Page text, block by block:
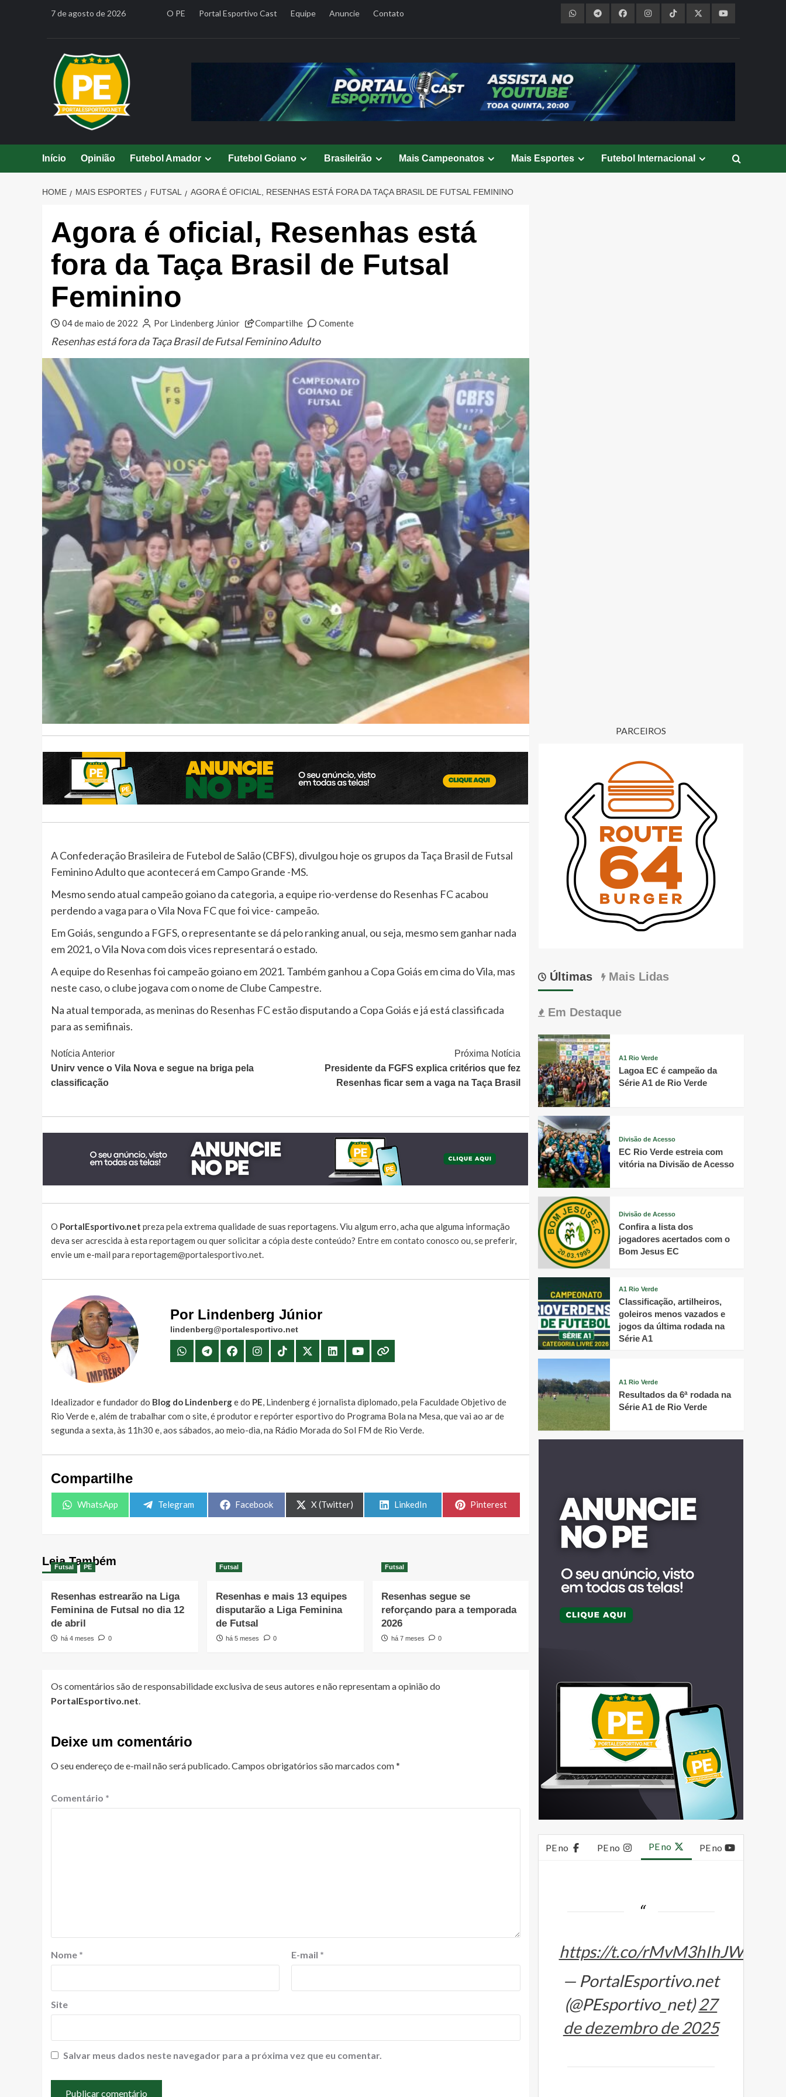
7 de agosto de 2026 O PE Portal Esportivo Cast Equipe Anuncie Contato
Início Opinião Futebol Amador Futebol Goiano Brasileirão Mais Campeonatos Mais Esportes Futebol Internacional
HOME MAIS ESPORTES FUTSAL AGORA É OFICIAL, RESENHAS ESTÁ FORA DA TAÇA BRASIL DE FUTSAL FEMININO
Agora é oficial, Resenhas está
fora da Taça Brasil de Futsal
Feminino
04 de maio de 2022 Por Lindenberg Júnior Compartilhe Comente
Resenhas está fora da Taça Brasil de Futsal Feminino Adulto
A Confederação Brasileira de Futebol de Salão (CBFS), divulgou hoje os grupos da Taça Brasil de Futsal
Feminino Adulto que acontecerá em Campo Grande -MS.
Mesmo sendo atual campeão goiano da categoria, a equipe rio-verdense do Resenhas FC acabou
perdendo a vaga para o Vila Nova FC que foi vice- campeão.
Em Goiás, sengundo a FGFS, o representante se dá pelo ranking anual, ou seja, mesmo sem ganhar nada
em 2021, o Vila Nova com dois vices representará o estado.
A equipe do Resenhas foi campeão goiano em 2021. Também ganhou a Copa Goiás em cima do Vila, mas
neste caso, o clube jogava com o nome de Clube Campestre.
Na atual temporada, as meninas do Resenhas FC estão disputando a Copa Goiás e já está classificada
para as semifinais.
Continue
Lendo
Notícia Anterior
Unirv vence o Vila Nova e segue na briga pela
classificação
Próxima Notícia
Presidente da FGFS explica critérios que fez
Resenhas ficar sem a vaga na Taça Brasil
O PortalEsportivo.net preza pela extrema qualidade de suas reportagens. Viu algum erro, acha que alguma informação
deva ser acrescida à esta reportagem ou quer solicitar a cópia deste conteúdo? Entre em contato conosco ou, se preferir,
envie um e-mail para reportagem@portalesportivo.net.
Por Lindenberg Júnior
lindenberg@portalesportivo.net
Idealizador e fundador do Blog do Lindenberge do PE, Lindenberg é jornalista diplomado, pela Faculdade Objetivo de
Rio Verde e, além de trabalhar com o site, é produtor e repórter esportivo do Programa Bola na Mesa, que vai ao ar de
segunda a sexta, às 11h30 e, aos sábados, ao meio-dia, na Rádio Morada do Sol FM de Rio Verde.
Compartilhe
Share
WhatsApp
Share
Telegram
Share
Facebook
Share
on
X (Twitter)
Share
LinkedIn
Share
Pinterest
Leia Também
Futsal PE
Resenhas estrearão na Liga
Feminina de Futsal no dia 12
de abril
há 4 meses 0
Futsal
Resenhas e mais 13 equipes
disputarão a Liga Feminina
de Futsal
há 5 meses 0
Futsal
Resenhas segue se
reforçando para a temporada
2026
há 7 meses 0
Os comentários são de responsabilidade exclusiva de seus autores e não representam a opinião do
PortalEsportivo.net
Deixe um comentário
O seu endereço de e-mail não será publicado. Campos obrigatórios são marcados com*
Comentário *
Nome * E-mail *
Site
Salvar meus dados neste navegador para a próxima vez que eu comentar.
PARCEIROS
Últimas Mais Lidas
Em Destaque
A1 Rio Verde
Lagoa EC é campeão da
Série A1 de Rio Verde
Divisão de Acesso
EC Rio Verde estreia com
vitória na Divisão de Acesso
Divisão de Acesso
Confira a lista dos
jogadores acertados com o
Bom Jesus EC
A1 Rio Verde
Classificação, artilheiros,
goleiros menos vazados e
jogos da última rodada na
Série A1
A1 Rio Verde
Resultados da 6ª rodada na
Série A1 de Rio Verde
PE no PE no PE no PE no
https://t.co/rMvM3hIhJW
— PortalEsportivo.net
(@PEsportivo_net)27
de dezembro de 2025